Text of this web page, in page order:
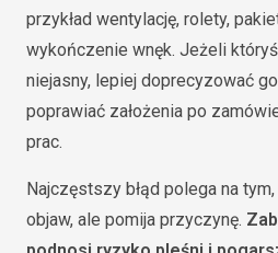
przykład wentylację, rolety,
wykończenie wnęk. Jeżeli
niejasny, lepiej doprecyzować
poprawiać założenia po
prac.
Najczęstszy błąd polega na
objaw, ale pomija przyczynę.